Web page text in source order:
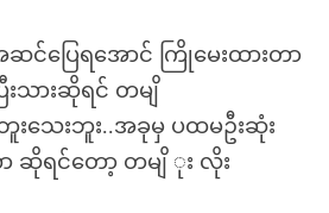
င်ပြေရအောင် ကြိုမေးထားတာ
းသားဆိုရင် တမျိ
သေးဘူး..အခုမှ ပထမဦးဆုံး
ဆိုရင်တော့ တမျိ ုး လိုး